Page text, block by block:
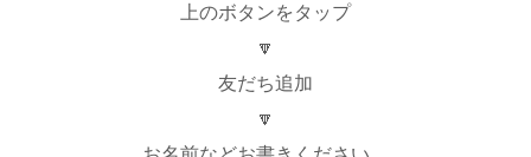
上のボタンをタップ
🔽
友だち追加
🔽